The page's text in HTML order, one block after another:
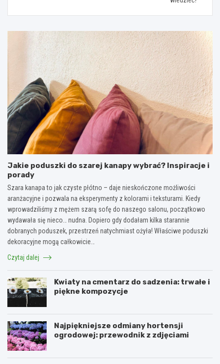
Jakie poduszki do szarej kanapy wybrać? Inspiracje i
porady
Szara kanapa to jak czyste płótno – daje nieskończone możliwości
aranżacyjne i pozwala na eksperymenty z kolorami i teksturami. Kiedy
wprowadziliśmy z mężem szarą sofę do naszego salonu, początkowo
wydawała się nieco… nudna. Dopiero gdy dodałam kilka starannie
dobranych poduszek, przestrzeń natychmiast ożyła! Właściwe poduszki
dekoracyjne mogą całkowicie…
Czytaj dalej
Kwiaty na cmentarz do sadzenia: trwałe i
piękne kompozycje
Najpiękniejsze odmiany hortensji
ogrodowej: przewodnik z zdjęciami